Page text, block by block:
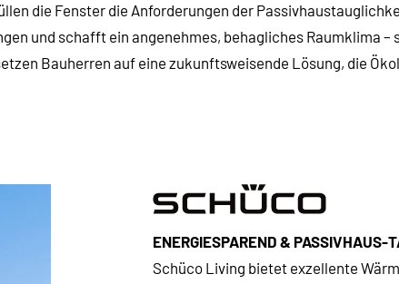
die Fenster die Anforderungen der
und schafft ein angenehmes, behagliches Raumklima –
Bauherren auf eine zukunftsweisende Lösung, die
ENERGIESPAREND & PASSIVHAUS-
Schüco Living bietet exzellente